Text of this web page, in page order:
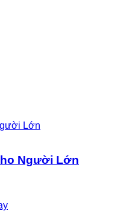
Người Lớn